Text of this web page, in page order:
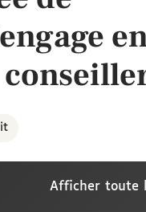
à ne
Afficher toute